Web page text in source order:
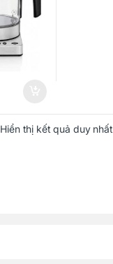
Hiển thị kết quả duy nhất